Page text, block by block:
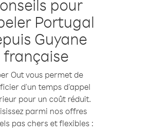
pour
Portugal
Guyane
française
Out vous permet de
d'un temps d'appel
pour un coût réduit.
parmi nos offres
pas chers et flexibles :